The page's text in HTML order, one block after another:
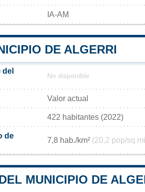
IA-AM
DE ALGERRI
No disponible
Valor actual
422 habitantes (2022)
de
7,8 hab./km² (20,2 pop/sq
MUNICIPIO DE